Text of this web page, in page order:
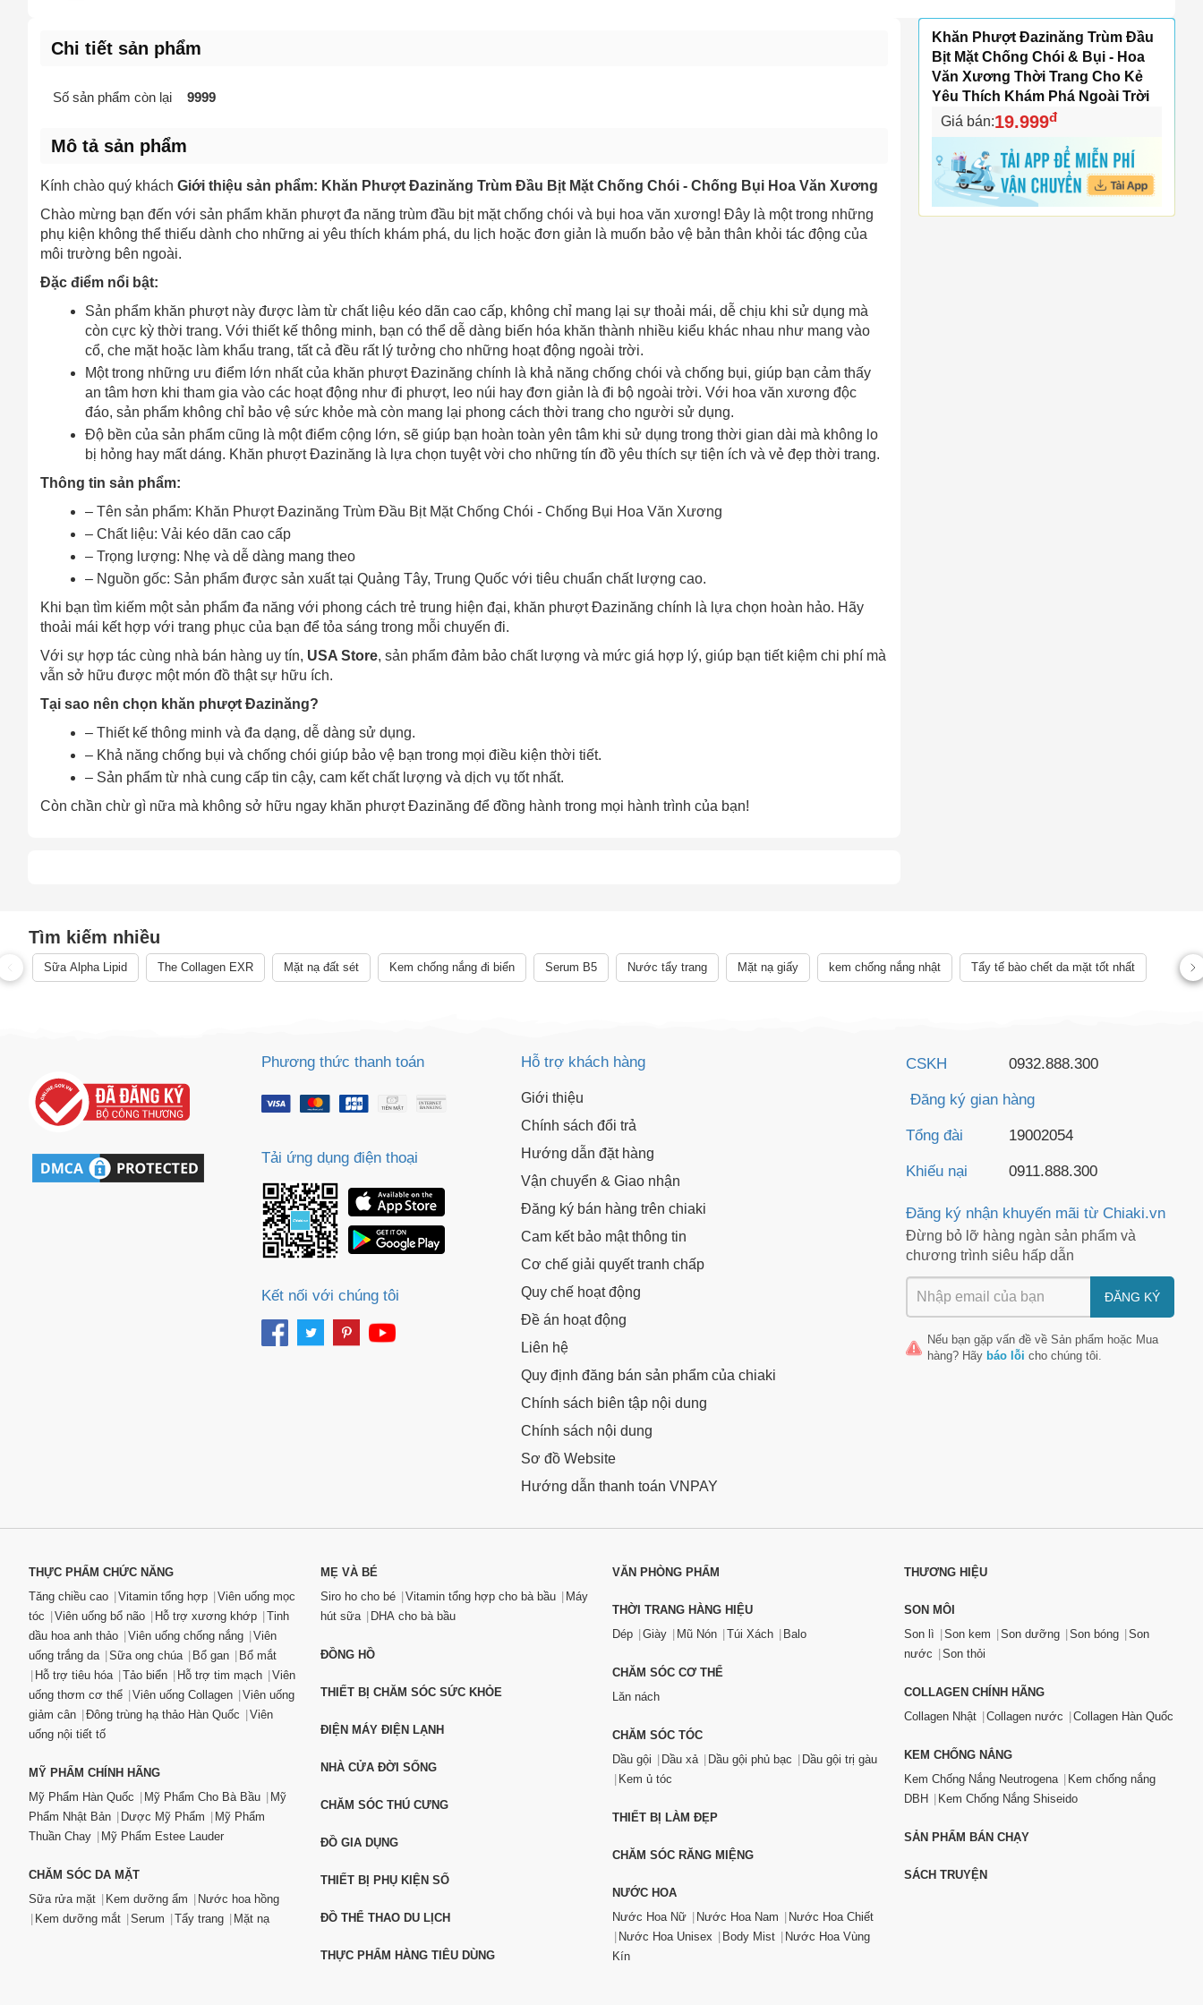
Chi tiết sản phẩm
Số sản phẩm còn lại 9999
Mô tả sản phẩm
Kính chào quý khách Giới thiệu sản phẩm: Khăn Phượt Đazinăng Trùm Đầu Bịt Mặt Chống Chói - Chống Bụi Hoa Văn Xương
Chào mừng bạn đến với sản phẩm khăn phượt đa năng trùm đầu bịt mặt chống chói và bụi hoa văn xương! Đây là một trong những
phụ kiện không thể thiếu dành cho những ai yêu thích khám phá, du lịch hoặc đơn giản là muốn bảo vệ bản thân khỏi tác động của
môi trường bên ngoài.
Đặc điểm nổi bật:
Sản phẩm khăn phượt này được làm từ chất liệu kéo dãn cao cấp, không chỉ mang lại sự thoải mái, dễ chịu khi sử dụng mà
còn cực kỳ thời trang. Với thiết kế thông minh, bạn có thể dễ dàng biến hóa khăn thành nhiều kiểu khác nhau như mang vào
cổ, che mặt hoặc làm khẩu trang, tất cả đều rất lý tưởng cho những hoạt động ngoài trời.
Một trong những ưu điểm lớn nhất của khăn phượt Đazinăng chính là khả năng chống chói và chống bụi, giúp bạn cảm thấy
an tâm hơn khi tham gia vào các hoạt động như đi phượt, leo núi hay đơn giản là đi bộ ngoài trời. Với hoa văn xương độc
đáo, sản phẩm không chỉ bảo vệ sức khỏe mà còn mang lại phong cách thời trang cho người sử dụng.
Độ bền của sản phẩm cũng là một điểm cộng lớn, sẽ giúp bạn hoàn toàn yên tâm khi sử dụng trong thời gian dài mà không lo
bị hỏng hay mất dáng. Khăn phượt Đazinăng là lựa chọn tuyệt vời cho những tín đồ yêu thích sự tiện ích và vẻ đẹp thời trang.
Thông tin sản phẩm:
– Tên sản phẩm: Khăn Phượt Đazinăng Trùm Đầu Bịt Mặt Chống Chói - Chống Bụi Hoa Văn Xương
– Chất liệu: Vải kéo dãn cao cấp
– Trọng lượng: Nhẹ và dễ dàng mang theo
– Nguồn gốc: Sản phẩm được sản xuất tại Quảng Tây, Trung Quốc với tiêu chuẩn chất lượng cao.
Khi bạn tìm kiếm một sản phẩm đa năng với phong cách trẻ trung hiện đại, khăn phượt Đazinăng chính là lựa chọn hoàn hảo. Hãy
thoải mái kết hợp với trang phục của bạn để tỏa sáng trong mỗi chuyến đi.
Với sự hợp tác cùng nhà bán hàng uy tín, USA Store, sản phẩm đảm bảo chất lượng và mức giá hợp lý, giúp bạn tiết kiệm chi phí mà
vẫn sở hữu được một món đồ thật sự hữu ích.
Tại sao nên chọn khăn phượt Đazinăng?
– Thiết kế thông minh và đa dạng, dễ dàng sử dụng.
– Khả năng chống bụi và chống chói giúp bảo vệ bạn trong mọi điều kiện thời tiết.
– Sản phẩm từ nhà cung cấp tin cậy, cam kết chất lượng và dịch vụ tốt nhất.
Còn chần chừ gì nữa mà không sở hữu ngay khăn phượt Đazinăng để đồng hành trong mọi hành trình của bạn!
Khăn Phượt Đazinăng Trùm Đầu
Bịt Mặt Chống Chói & Bụi - Hoa
Văn Xương Thời Trang Cho Kẻ
Yêu Thích Khám Phá Ngoài Trời
Giá bán:19.999đ
Tìm kiếm nhiều
Sữa Alpha Lipid The Collagen EXR Mặt nạ đất sét Kem chống nắng đi biển Serum B5 Nước tẩy trang Mặt nạ giấy kem chống nắng nhật Tẩy tế bào chết da mặt tốt nhất
Phương thức thanh toán
Tải ứng dụng điện thoại
Kết nối với chúng tôi
Hỗ trợ khách hàng
Giới thiệu
Chính sách đổi trả
Hướng dẫn đặt hàng
Vận chuyển & Giao nhận
Đăng ký bán hàng trên chiaki
Cam kết bảo mật thông tin
Cơ chế giải quyết tranh chấp
Quy chế hoạt động
Đề án hoạt động
Liên hệ
Quy định đăng bán sản phẩm của chiaki
Chính sách biên tập nội dung
Chính sách nội dung
Sơ đồ Website
Hướng dẫn thanh toán VNPAY
CSKH 0932.888.300
Đăng ký gian hàng
Tổng đài 19002054
Khiếu nại 0911.888.300
Đăng ký nhận khuyến mãi từ Chiaki.vn
Đừng bỏ lỡ hàng ngàn sản phẩm và
chương trình siêu hấp dẫn
ĐĂNG KÝ
Nếu bạn gặp vấn đề về Sản phẩm hoặc Mua
hàng? Hãy báo lỗi cho chúng tôi.
THỰC PHẨM CHỨC NĂNG
Tăng chiều cao
Vitamin tổng hợp
Viên uống mọc
tóc
Viên uống bổ não Hỗ trợ xương khớp
Tinh
dầu hoa anh thảo
Viên uống chống nắng
Viên
uống trắng da
Sữa ong chúa Bổ gan
Bổ mắt
Hỗ trợ tiêu hóa
Tảo biển Hỗ trợ tim mạch
Viên
uống thơm cơ thể
Viên uống Collagen
Viên uống
giảm cân
Đông trùng hạ thảo Hàn Quốc
Viên
uống nội tiết tố
MỸ PHẨM CHÍNH HÃNG
Mỹ Phẩm Hàn Quốc
Mỹ Phẩm Cho Bà Bầu
Mỹ
Phẩm Nhật Bản
Dược Mỹ Phẩm
Mỹ Phẩm
Thuần Chay
Mỹ Phẩm Estee Lauder
CHĂM SÓC DA MẶT
Sữa rửa mặt
Kem dưỡng ẩm
Nước hoa hồng
Kem dưỡng mắt
Serum Tẩy trang Mặt nạ
MẸ VÀ BÉ
Siro ho cho bé
Vitamin tổng hợp cho bà bầu
Máy
hút sữa
DHA cho bà bầu
ĐỒNG HỒ
THIẾT BỊ CHĂM SÓC SỨC KHỎE
ĐIỆN MÁY ĐIỆN LẠNH
NHÀ CỬA ĐỜI SỐNG
CHĂM SÓC THÚ CƯNG
ĐỒ GIA DỤNG
THIẾT BỊ PHỤ KIỆN SỐ
ĐỒ THỂ THAO DU LỊCH
THỰC PHẨM HÀNG TIÊU DÙNG
VĂN PHÒNG PHẨM
THỜI TRANG HÀNG HIỆU
Dép
Giày Mũ Nón Túi Xách Balo
CHĂM SÓC CƠ THỂ
Lăn nách
CHĂM SÓC TÓC
Dầu gội
Dầu xả Dầu gội phủ bạc
Dầu gội trị gàu
Kem ủ tóc
THIẾT BỊ LÀM ĐẸP
CHĂM SÓC RĂNG MIỆNG
NƯỚC HOA
Nước Hoa Nữ
Nước Hoa Nam
Nước Hoa Chiết
Nước Hoa Unisex
Body Mist
Nước Hoa Vùng
Kín
THƯƠNG HIỆU
SON MÔI
Son lì
Son kem Son dưỡng Son bóng
Son
nước
Son thỏi
COLLAGEN CHÍNH HÃNG
Collagen Nhật
Collagen nước Collagen Hàn Quốc
KEM CHỐNG NẮNG
Kem Chống Nắng Neutrogena
Kem chống nắng
DBH
Kem Chống Nắng Shiseido
SẢN PHẨM BÁN CHẠY
SÁCH TRUYỆN
cho đơn hàng có giá trị từ
Khi mua hàng trênCHIAKI
Truy cập trang thanh toán và sử dụng
mã.
LẤY MÃ NGAY
🎁 Đừng Bỏ Lỡ! 🎁
Mã Giảm Giá Dành Riêng Cho Bạn
Giảm ngay
LẤY MÃ NGAY